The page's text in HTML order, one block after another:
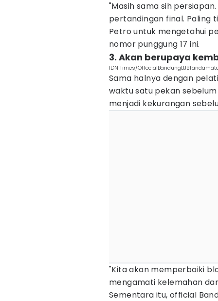
"Masih sama sih
pertandingan final. Paling
Petro untuk mengetahui
nomor punggung 17 ini.
3. Akan berupaya
IDN Times/
Sama halnya dengan
waktu satu pekan
menjadi kekurangan
"Kita akan memperbaiki
mengamati kelemahan
Sementara itu, official